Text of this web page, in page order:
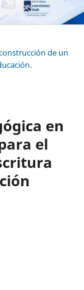
de un
en
el